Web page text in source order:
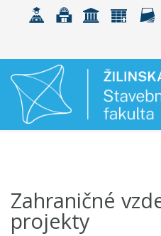
Zahraničné
projekty